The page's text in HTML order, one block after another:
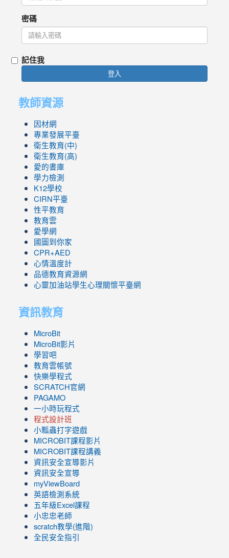
密碼
記住我
登入
教師資源
因材網
專業發展平臺
衛生教育(中)
衛生教育(高)
愛的書庫
學力檢測
K12學校
CIRN平臺
性平教育
教育雲
愛學網
國圖到你家
CPR+AED
心情溫度計
品德教育資源網
心靈加油站學生心理關懷平臺網
資訊教育
MicroBit
MicroBit影片
學習吧
教育雲帳號
快樂學程式
SCRATCH官網
PAGAMO
一小時玩程式
程式設計班
小瓢蟲打字遊戲
link
to
https://www.youtube.com/channel/UC8LghzcV5-
ZBGmXwlbUndNA/videos?
view=0&sort=dd&shelf_id=0
MICROBIT課程影片
link
to
https://www.youtube.com/channel/UC8LghzcV5-
ZBGmXwlbUndNA/videos?
view=0&sort=dd&shelf_id=0
MICROBIT課程講義
資訊安全宣導影片
資訊安全宣導
myViewBoard
英語檢測系統
五年級Excel課程
小忠忠老師
scratch教學(進階)
全民安全指引